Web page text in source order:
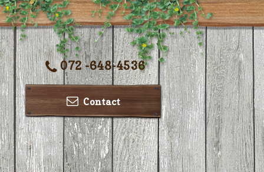
072 -648-4536
Contact